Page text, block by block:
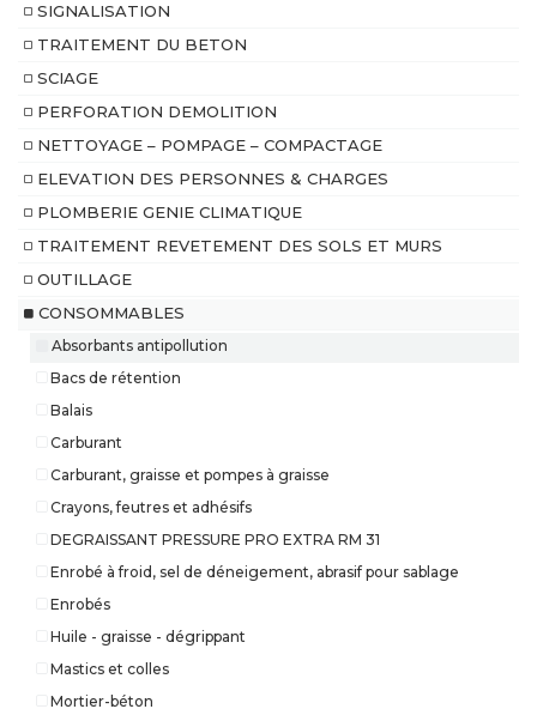
SIGNALISATION
TRAITEMENT DU BETON
SCIAGE
PERFORATION DEMOLITION
NETTOYAGE – POMPAGE – COMPACTAGE
ELEVATION DES PERSONNES & CHARGES
PLOMBERIE GENIE CLIMATIQUE
TRAITEMENT REVETEMENT DES SOLS ET MURS
OUTILLAGE
CONSOMMABLES
Absorbants antipollution
Bacs de rétention
Balais
Carburant
Carburant, graisse et pompes à graisse
Crayons, feutres et adhésifs
DEGRAISSANT PRESSURE PRO EXTRA RM 31
Enrobé à froid, sel de déneigement, abrasif pour sablage
Enrobés
Huile - graisse - dégrippant
Mastics et colles
Mortier-béton